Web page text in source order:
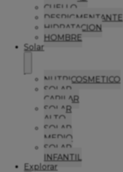
CUELLO
DESPIGMENTANTE
HIDRATACION
HOMBRE
Solar
NUTRICOSMETICO
SOLAR
CAPILAR
SOLAR
ALTO
SOLAR
MEDIO
SOLAR
INFANTIL
Explorar